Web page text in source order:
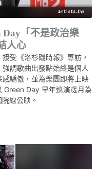
Day「不是政治樂
人心
受《洛杉磯時報》專訪，
調歌曲出發點始終是個人
驕傲，並為樂團即將上映
Green Day 早年巡演歲月為
線公映。